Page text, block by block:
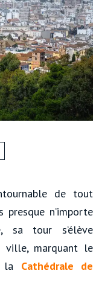
de tout
presque n’importe
sa tour s’élève
ville, marquant le
la Cathédrale de